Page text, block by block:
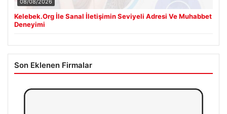
08/08/2026
Kelebek.Org İle Sanal İletişimin Seviyeli Adresi Ve Muhabbet
Deneyimi
Son Eklenen Firmalar